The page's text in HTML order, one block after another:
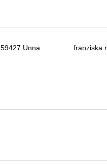
59427 Unna